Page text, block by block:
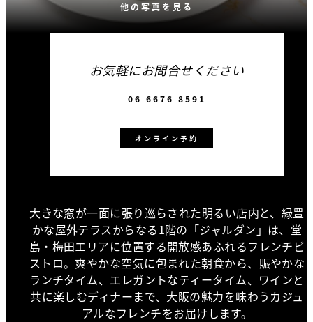
他の写真を見る
お気軽にお問合せください
06 6676 8591
オンライン予約
大きな窓が一面に張り巡らされた明るい店内と、緑豊
かな屋外テラスからなる1階の「ジャルダン」は、堂
島・梅田エリアに位置する開放感あふれるフレンチビ
ストロ。爽やかな空気に包まれた朝食から、賑やかな
ランチタイム、エレガントなティータイム、ワインと
共に楽しむディナーまで、大阪の魅力を味わうカジュ
アルなフレンチをお届けします。